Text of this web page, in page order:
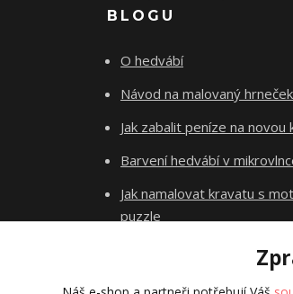
BLOGU
O hedvábí
Návod na malovaný hrneček
Jak zabalit peníze na novou
Barvení hedvábí v
Jak namalovat kravatu s
puzzle